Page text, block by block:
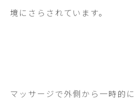
境にさらされています。
マッサージで外側から一時的